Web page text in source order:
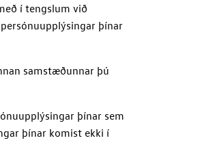
í tengslum við
þínar
samstæðunnar þú
þínar sem
þínar komist ekki í